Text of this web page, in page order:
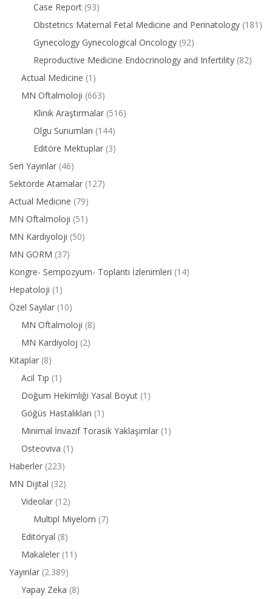
Case Report (93)
Obstetrics Maternal Fetal Medicine and Perinatology (181)
Gynecology Gynecological Oncology (92)
Reproductive Medicine Endocrinology and Infertility (82)
Actual Medicine (1)
MN Oftalmoloji (663)
Klinik Araştırmalar (516)
Olgu Sunumları (144)
Editöre Mektuplar (3)
Seri Yayınlar (46)
Sektörde Atamalar (127)
Actual Medicine (79)
MN Oftalmoloji (51)
MN Kardiyoloji (50)
MN GORM (37)
Kongre- Sempozyum- Toplantı İzlenimleri (14)
Hepatoloji (1)
Özel Sayılar (10)
MN Oftalmoloji (8)
MN Kardiyoloj (2)
Kitaplar (8)
Acil Tıp (1)
Doğum Hekimliği Yasal Boyut (1)
Göğüs Hastalıkları (1)
Minimal İnvazif Torasik Yaklaşımlar (1)
Osteoviva (1)
Haberler (223)
MN Dijital (32)
Videolar (12)
Multipl Miyelom (7)
Editöryal (8)
Makaleler (11)
Yayınlar (2.389)
Yapay Zeka (8)